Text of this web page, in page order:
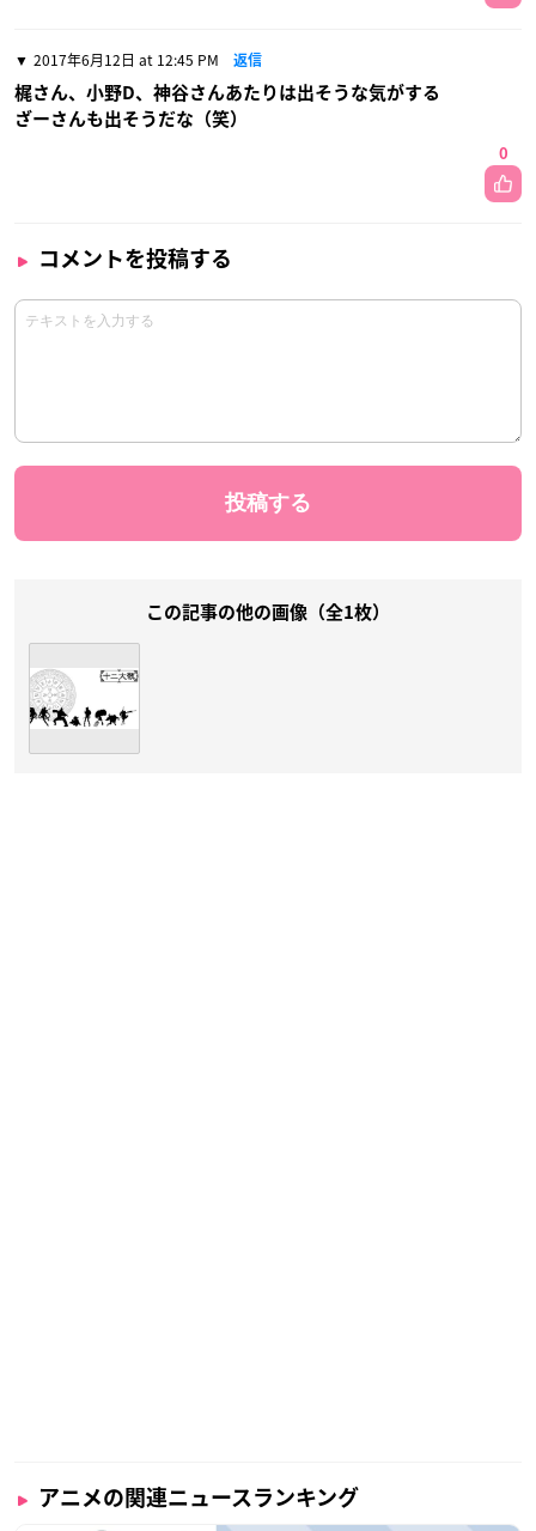
2017年6月12日 at 12:45 PM 返信
梶さん、小野D、神谷さんあたりは出そうな気がする
ざーさんも出そうだな（笑）
0
コメントを投稿する
この記事の他の画像（全1枚）
アニメの関連ニュースランキング